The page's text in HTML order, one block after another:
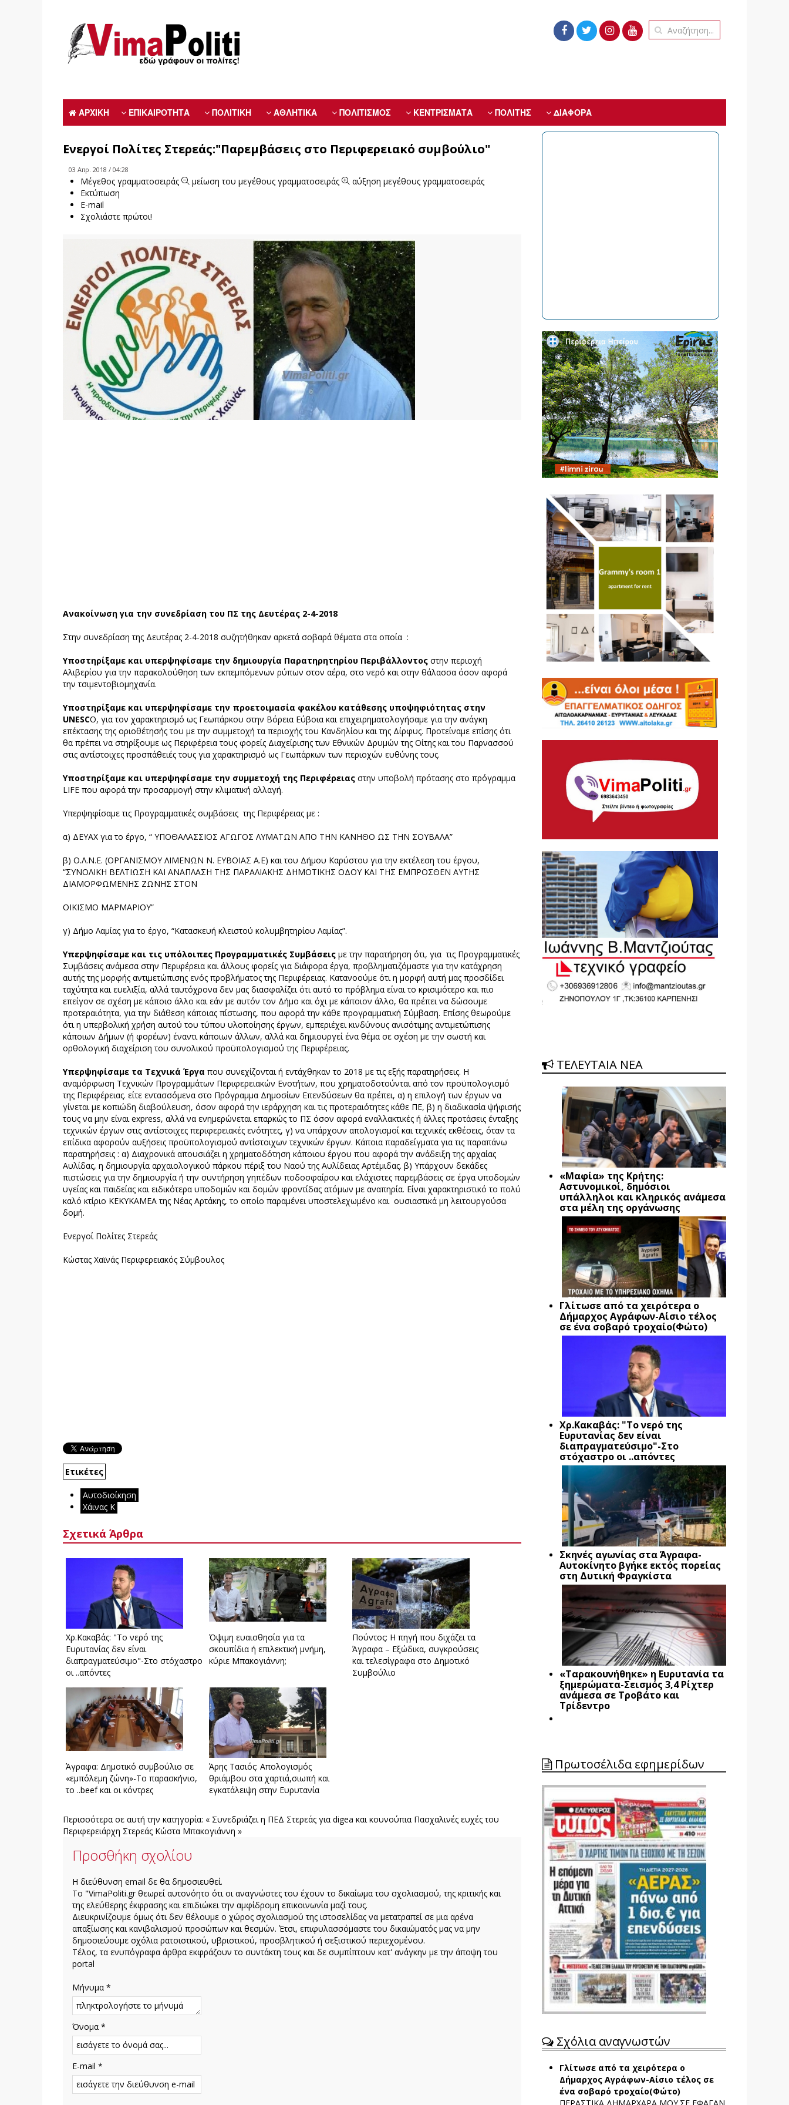
ΑΡΧΙΚΗ ΕΠΙΚΑΙΡΟΤΗΤΑ ΠΟΛΙΤΙΚΗ ΑΘΛΗΤΙΚΑ ΠΟΛΙΤΙΣΜΟΣ ΚΕΝΤΡΙΣΜΑΤΑ ΠΟΛΙΤΗΣ ΔΙΑΦΟΡΑ
Ενεργοί Πολίτες Στερεάς:"Παρεμβάσεις στο Περιφερειακό συμβούλιο"
03 Απρ. 2018 / 04:28
Μέγεθος γραμματοσειράς μείωση του μεγέθους γραμματοσειράς
αύξηση μεγέθους γραμματοσειράς
Εκτύπωση
E-mail
Σχολιάστε πρώτοι!
Ανακοίνωση για την συνεδρίαση του ΠΣ της Δευτέρας 2-4-2018
Στην συνεδρίαση της Δευτέρας 2-4-2018 συζητήθηκαν αρκετά σοβαρά θέματα στα οποία :
Υποστηρίξαμε και υπερψηφίσαμε την δημιουργία Παρατηρητηρίου Περιβάλλοντος στην περιοχή
Αλιβερίου για την παρακολούθηση των εκπεμπόμενων ρύπων στον αέρα, στο νερό και στην θάλασσα όσον αφορά
την τσιμεντοβιομηχανία.
Υποστηρίξαμε και υπερψηφίσαμε την προετοιμασία φακέλου κατάθεσης υποψηφιότητας στην
UNESCO, για τον χαρακτηρισμό ως Γεωπάρκου στην Βόρεια Εύβοια και επιχειρηματολογήσαμε για την ανάγκη
επέκτασης της οριοθέτησής του με την συμμετοχή τα περιοχής του Κανδηλίου και της Δίρφυς. Προτείναμε επίσης ότι
θα πρέπει να στηρίξουμε ως Περιφέρεια τους φορείς Διαχείρισης των Εθνικών Δρυμών της Οίτης και του Παρνασσού
στις αντίστοιχες προσπάθειές τους για χαρακτηρισμό ως Γεωπάρκων των περιοχών ευθύνης τους.
Υποστηρίξαμε και υπερψηφίσαμε την συμμετοχή της Περιφέρειας στην υποβολή πρότασης στο πρόγραμμα
LIFE που αφορά την προσαρμογή στην κλιματική αλλαγή.
Υπερψηφίσαμε τις Προγραμματικές συμβάσεις της Περιφέρειας με :
α) ΔΕΥΑΧ για το έργο, “ ΥΠΟΘΑΛΑΣΣΙΟΣ ΑΓΩΓΟΣ ΛΥΜΑΤΩΝ ΑΠΟ ΤΗΝ ΚΑΝΗΘΟ ΩΣ ΤΗΝ ΣΟΥΒΑΛΑ”
β) O.Λ.Ν.Ε. (ΟΡΓΑΝΙΣΜΟΥ ΛΙΜΕΝΩΝ Ν. ΕΥΒΟΙΑΣ Α.Ε) και του Δήμου Καρύστου για την εκτέλεση του έργου,
“ΣΥΝΟΛΙΚΗ ΒΕΛΤΙΩΣΗ ΚΑΙ ΑΝΑΠΛΑΣΗ ΤΗΣ ΠΑΡΑΛΙΑΚΗΣ ΔΗΜΟΤΙΚΗΣ ΟΔΟΥ ΚΑΙ ΤΗΣ ΕΜΠΡΟΣΘΕΝ ΑΥΤΗΣ
ΔΙΑΜΟΡΦΩΜΕΝΗΣ ΖΩΝΗΣ ΣΤΟΝ
ΟΙΚΙΣΜΟ ΜΑΡΜΑΡΙΟΥ”
γ) Δήμο Λαμίας για το έργο, “Κατασκευή κλειστού κολυμβητηρίου Λαμίας”.
Υπερψηφίσαμε και τις υπόλοιπες Προγραμματικές Συμβάσεις με την παρατήρηση ότι, για τις Προγραμματικές
Συμβάσεις ανάμεσα στην Περιφέρεια και άλλους φορείς για διάφορα έργα, προβληματιζόμαστε για την κατάχρηση
αυτής της μορφής αντιμετώπισης ενός προβλήματος της Περιφέρειας. Κατανοούμε ότι η μορφή αυτή μας προσδίδει
ταχύτητα και ευελιξία, αλλά ταυτόχρονα δεν μας διασφαλίζει ότι αυτό το πρόβλημα είναι το κρισιμότερο και πιο
επείγον σε σχέση με κάποιο άλλο και εάν με αυτόν τον Δήμο και όχι με κάποιον άλλο, θα πρέπει να δώσουμε
προτεραιότητα, για την διάθεση κάποιας πίστωσης, που αφορά την κάθε προγραμματική Σύμβαση. Επίσης θεωρούμε
ότι η υπερβολική χρήση αυτού του τύπου υλοποίησης έργων, εμπεριέχει κινδύνους ανισότιμης αντιμετώπισης
κάποιων Δήμων (ή φορέων) έναντι κάποιων άλλων, αλλά και δημιουργεί ένα θέμα σε σχέση με την σωστή και
ορθολογική διαχείριση του συνολικού προϋπολογισμού της Περιφέρειας.
Υπερψηφίσαμε τα Τεχνικά Έργα που συνεχίζονται ή εντάχθηκαν το 2018 με τις εξής παρατηρήσεις. Η
αναμόρφωση Τεχνικών Προγραμμάτων Περιφερειακών Ενοτήτων, που χρηματοδοτούνται από τον προϋπολογισμό
της Περιφέρειας. είτε εντασσόμενα στο Πρόγραμμα Δημοσίων Επενδύσεων θα πρέπει, α) η επιλογή των έργων να
γίνεται με κοπιώδη διαβούλευση, όσον αφορά την ιεράρχηση και τις προτεραιότητες κάθε ΠΕ, β) η διαδικασία ψήφισής
τους να μην είναι express, αλλά να ενημερώνεται επαρκώς το ΠΣ όσον αφορά εναλλακτικές ή άλλες προτάσεις ένταξης
τεχνικών έργων στις αντίστοιχες περιφερειακές ενότητες, γ) να υπάρχουν απολογισμοί και τεχνικές εκθέσεις, όταν τα
επίδικα αφορούν αυξήσεις προϋπολογισμού αντίστοιχων τεχνικών έργων. Κάποια παραδείγματα για τις παραπάνω
παρατηρήσεις : α) Διαχρονικά απουσιάζει η χρηματοδότηση κάποιου έργου που αφορά την ανάδειξη της αρχαίας
Αυλίδας, η δημιουργία αρχαιολογικού πάρκου πέριξ του Ναού της Αυλίδειας Αρτέμιδας. β) Υπάρχουν δεκάδες
πιστώσεις για την δημιουργία ή την συντήρηση γηπέδων ποδοσφαίρου και ελάχιστες παρεμβάσεις σε έργα υποδομών
υγείας και παιδείας και ειδικότερα υποδομών και δομών φροντίδας ατόμων με αναπηρία. Είναι χαρακτηριστικό το πολύ
καλό κτίριο ΚΕΚΥΚΑΜΕΑ της Νέας Αρτάκης, το οποίο παραμένει υποστελεχωμένο και ουσιαστικά μη λειτουργούσα
δομή.
Ενεργοί Πολίτες Στερεάς
Κώστας Χαϊνάς Περιφερειακός Σύμβουλος
Ετικέτες
Αυτοδιοίκηση
Χάινας Κ
Σχετικά Άρθρα
Xρ.Κακαβάς: "Το νερό της
Ευρυτανίας δεν είναι
διαπραγματεύσιμο"-Στο στόχαστρο
οι ..απόντες
Όψιμη ευαισθησία για τα
σκουπίδια ή επιλεκτική μνήμη,
κύριε Μπακογιάννη;
Πούντος: Η πηγή που διχάζει τα
Άγραφα – Εξώδικα, συγκρούσεις
και τελεσίγραφα στο Δημοτικό
Συμβούλιο
Άγραφα: Δημοτικό συμβούλιο σε
«εμπόλεμη ζώνη»-Το παρασκήνιο,
το ..beef και οι κόντρες
Άρης Τασιός: Απολογισμός
θριάμβου στα χαρτιά,σιωπή και
εγκατάλειψη στην Ευρυτανία
Περισσότερα σε αυτή την κατηγορία: « Συνεδριάζει η ΠΕΔ Στερεάς για digea και κουνούπια Πασχαλινές ευχές του
Περιφερειάρχη Στερεάς Κώστα Μπακογιάννη »
Προσθήκη σχολίου
H διεύθυνση email δε θα δημοσιευθεί.
Το "VimaPoliti.gr θεωρεί αυτονόητο ότι οι αναγνώστες του έχουν το δικαίωμα του σχολιασμού, της κριτικής και
της ελεύθερης έκφρασης και επιδιώκει την αμφίδρομη επικοινωνία μαζί τους.
Διευκρινίζουμε όμως ότι δεν θέλουμε ο χώρος σχολιασμού της ιστοσελίδας να μετατραπεί σε μια αρένα
απαξίωσης και κανιβαλισμού προσώπων και θεσμών. Έτσι, επιφυλασσόμαστε του δικαιώματός μας να μην
δημοσιεύουμε σχόλια ρατσιστικού, υβριστικού, προσβλητικού ή σεξιστικού περιεχομένου.
Τέλος, τα ενυπόγραφα άρθρα εκφράζουν το συντάκτη τους και δε συμπίπτουν κατ' ανάγκην με την άποψη του
portal
Μήνυμα *
Όνομα *
E-mail *
ΤΕΛΕΥΤΑΙΑ ΝΕΑ
«Μαφία» της Κρήτης:
Αστυνομικοί, δημόσιοι
υπάλληλοι και κληρικός ανάμεσα
στα μέλη της οργάνωσης
Γλίτωσε από τα χειρότερα ο
Δήμαρχος Αγράφων-Αίσιο τέλος
σε ένα σοβαρό τροχαίο(Φώτο)
Xρ.Κακαβάς: "Το νερό της
Ευρυτανίας δεν είναι
διαπραγματεύσιμο"-Στο
στόχαστρο οι ..απόντες
Σκηνές αγωνίας στα Άγραφα-
Αυτοκίνητο βγήκε εκτός πορείας
στη Δυτική Φραγκίστα
«Ταρακουνήθηκε» η Ευρυτανία τα
ξημερώματα-Σεισμός 3,4 Ρίχτερ
ανάμεσα σε Τροβάτο και
Τρίδεντρο
Πρωτοσέλιδα εφημερίδων
Σχόλια αναγνωστών
Γλίτωσε από τα χειρότερα ο
Δήμαρχος Αγράφων-Αίσιο τέλος σε
ένα σοβαρό τροχαίο(Φώτο)